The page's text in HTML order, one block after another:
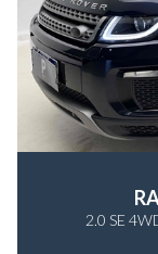
2.0 SE